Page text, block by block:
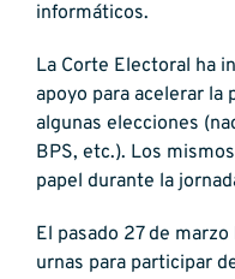
informáticos.
La Corte Electoral ha
apoyo para acelerar la
algunas elecciones
BPS, etc.). Los
papel durante la
El pasado 27 de
urnas para participar